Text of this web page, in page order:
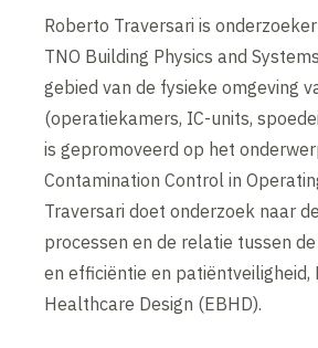
Roberto Traversari is
TNO Building Physics and
gebied van de fysieke omgeving
(operatiekamers, IC-units,
is gepromoveerd op het
Contamination Control in
Traversari doet onderzoek naar
processen en de relatie tussen
en efficiëntie en patiëntveiligheid,
Healthcare Design (EBHD).